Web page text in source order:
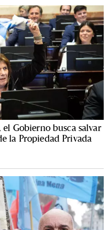
Gobierno busca salvar
la Propiedad Privada